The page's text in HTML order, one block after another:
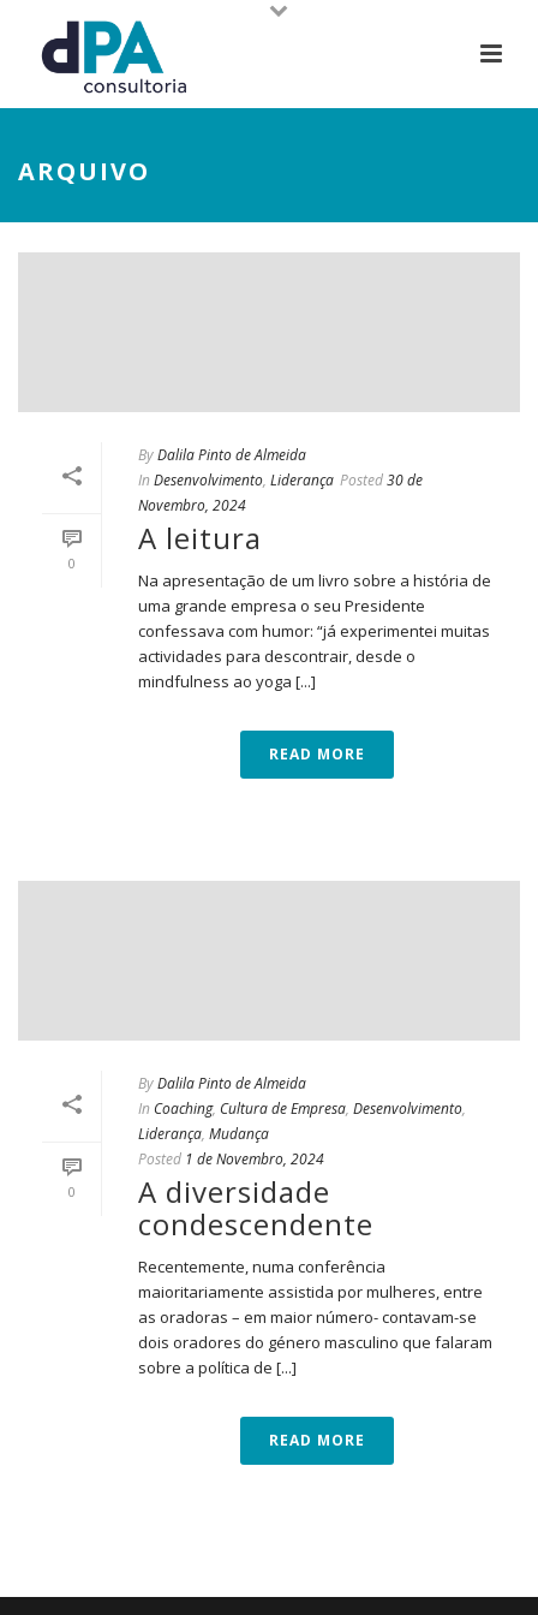
ARQUIVO
0
ByDalila Pinto de Almeida
In Desenvolvimento, Liderança Posted30 de
Novembro, 2024
A leitura
Na apresentação de um livro sobre a história de
uma grande empresa o seu Presidente
confessava com humor: “já experimentei muitas
actividades para descontrair, desde o
mindfulness ao yoga [...]
READ MORE
0
ByDalila Pinto de Almeida
In Coaching, Cultura de Empresa, Desenvolvimento,
Liderança, Mudança
Posted 1 de Novembro, 2024
A diversidade
condescendente
Recentemente, numa conferência
maioritariamente assistida por mulheres, entre
as oradoras – em maior número- contavam-se
dois oradores do género masculino que falaram
sobre a política de [...]
READ MORE